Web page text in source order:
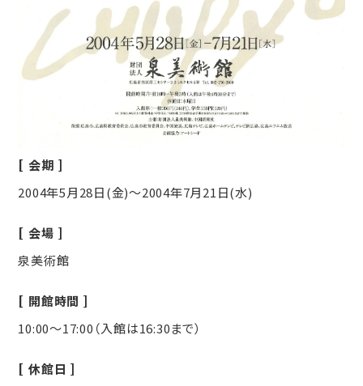
会期
2004年5月28日(金)～2004年7月21日(水)
会場
泉美術館
開館時間
10:00～17:00（入館は16:30まで）
休館日